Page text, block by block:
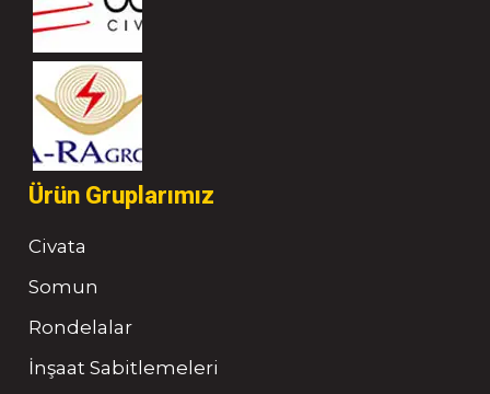
Ürün Gruplarımız
Civata
Somun
Rondelalar
İnşaat Sabitlemeleri